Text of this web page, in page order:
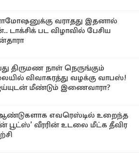
வராதது இதனால்
டாக்சிக் பட விழாவில் பேசிய
திருமண நாள் நெருங்கும்
விவாகரத்து வழக்கு வாபஸ்!
மீண்டும் இணைவாரா?
எவரெஸ்டில் உறைந்த
பூட்ஸ்’ வீரரின் உடலை மீட்க தீவிர